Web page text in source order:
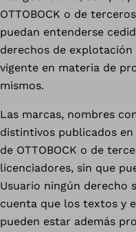
OTTOBOCK o de
puedan entenderse
derechos de
vigente en materia de
mismos.
Las marcas, nombres
distintivos publicados
de OTTOBOCK o de
licenciadores, sin que
Usuario ningún derecho
cuenta que los textos y
pueden estar además